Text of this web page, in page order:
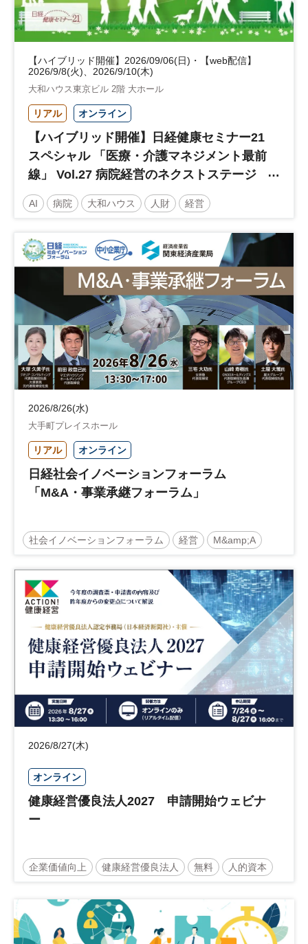
【ハイブリッド開催】2026/09/06(日)・【web配信】
2026/9/8(火)、2026/9/10(木)
大和ハウス東京ビル 2階 大ホール
リアル オンライン
【ハイブリッド開催】日経健康セミナー21
スペシャル 「医療・介護マネジメント最前
線」 Vol.27 病院経営のネクストステージ
～診療報酬改定のその先 AI・DX・人財戦
略で描く持続可能な未来へ～
AI 病院 大和ハウス 人財 経営
人材戦略
日経健康セミナー 病院経営 診療報酬
土日祝開催
2026/8/26(水)
大手町プレイスホール
リアル オンライン
日経社会イノベーションフォーラム
「M&A・事業承継フォーラム」
社会イノベーションフォーラム 経営 M&amp;A
事業承継 中堅中小企業
日経社会イノベーションフォーラム 参加無料
2026/8/27(木)
オンライン
健康経営優良法人2027 申請開始ウェビナ
ー
企業価値向上 健康経営優良法人 無料 人的資本